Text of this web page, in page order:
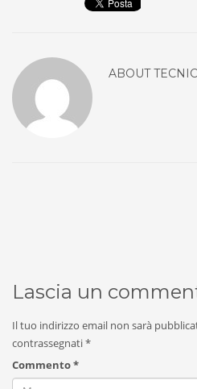
ABOUT
Lascia un
Il tuo indirizzo email non sarà
contrassegnati*
Commento*